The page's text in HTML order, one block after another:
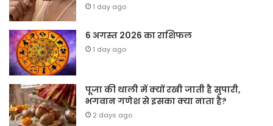
1 day ago
6 अगस्त 2026 का राशिफल
1 day ago
पूजा की थाली में क्यों रखी जाती है सुपारी,
भगवान गणेश से इसका क्या नाता है?
2 days ago